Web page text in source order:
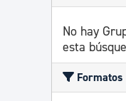
No hay
esta
Formatos